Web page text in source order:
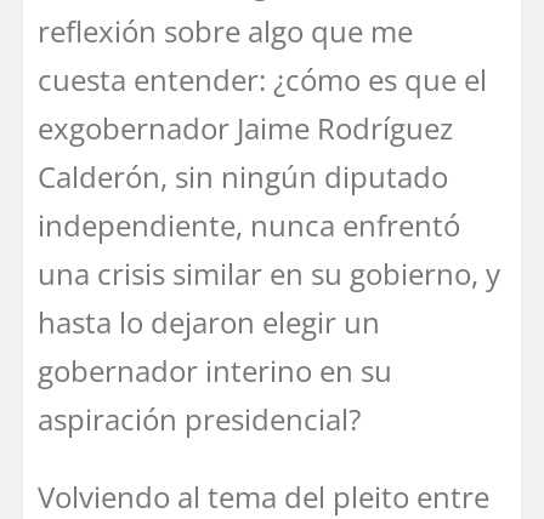
reflexión sobre algo que me
cuesta entender: ¿cómo es que el
exgobernador Jaime Rodríguez
Calderón, sin ningún diputado
independiente, nunca enfrentó
una crisis similar en su gobierno, y
hasta lo dejaron elegir un
gobernador interino en su
aspiración presidencial?
Volviendo al tema del pleito entre